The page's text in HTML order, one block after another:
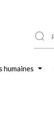
humaines